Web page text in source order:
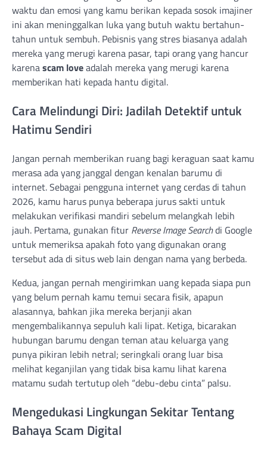
waktu dan emosi yang kamu berikan kepada sosok imajiner
ini akan meninggalkan luka yang butuh waktu bertahun-
tahun untuk sembuh. Pebisnis yang stres biasanya adalah
mereka yang merugi karena pasar, tapi orang yang hancur
karenascam loveadalah mereka yang merugi karena
memberikan hati kepada hantu digital.
Cara Melindungi Diri: Jadilah Detektif untuk
Hatimu Sendiri
Jangan pernah memberikan ruang bagi keraguan saat kamu
merasa ada yang janggal dengan kenalan barumu di
internet. Sebagai pengguna internet yang cerdas di tahun
2026, kamu harus punya beberapa jurus sakti untuk
melakukan verifikasi mandiri sebelum melangkah lebih
jauh. Pertama, gunakan fitur Reverse Image Searchdi Google
untuk memeriksa apakah foto yang digunakan orang
tersebut ada di situs web lain dengan nama yang berbeda.
Kedua, jangan pernah mengirimkan uang kepada siapa pun
yang belum pernah kamu temui secara fisik, apapun
alasannya, bahkan jika mereka berjanji akan
mengembalikannya sepuluh kali lipat. Ketiga, bicarakan
hubungan barumu dengan teman atau keluarga yang
punya pikiran lebih netral; seringkali orang luar bisa
melihat keganjilan yang tidak bisa kamu lihat karena
matamu sudah tertutup oleh “debu-debu cinta” palsu.
Mengedukasi Lingkungan Sekitar Tentang
Bahaya Scam Digital